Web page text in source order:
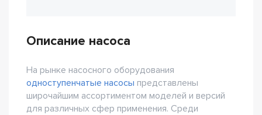
Описание насоса
На рынке насосного оборудования
одноступенчатые насосы представлены
широчайшим ассортиментом моделей и версий
для различных сфер применения. Среди